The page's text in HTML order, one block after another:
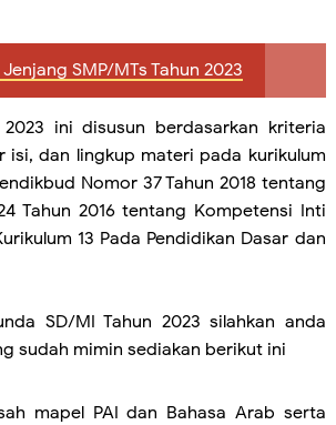
SMP/MTs Tahun 2023
ini disusun berdasarkan kriteria
isi, dan lingkup materi pada kurikulum
Nomor 37 Tahun 2018 tentang
Tahun 2016 tentang Kompetensi Inti
13 Pada Pendidikan Dasar dan
SD/MI Tahun 2023 silahkan anda
sudah mimin sediakan berikut ini
mapel PAI dan Bahasa Arab serta